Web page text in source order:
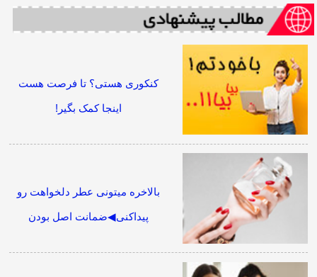
کنکوری هستی؟ تا فرصت هست
اینجا کمک بگیر!
بالاخره میتونی عطر دلخواهت رو
پیداکنی◀ضمانت اصل بودن